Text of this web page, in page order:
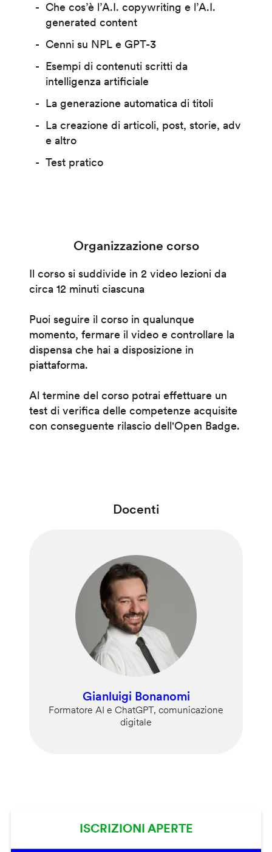
Che cos’è l’A.I. copywriting e l’A.I.
generated content
Cenni su NPL e GPT-3
Esempi di contenuti scritti da
intelligenza artificiale
La generazione automatica di titoli
La creazione di articoli, post, storie, adv
e altro
Test pratico
Organizzazione corso
Il corso si suddivide in 2 video lezioni da
circa 12 minuti ciascuna
Puoi seguire il corso in qualunque
momento, fermare il video e controllare la
dispensa che hai a disposizione in
piattaforma.
Al termine del corso potrai effettuare un
test di verifica delle competenze acquisite
con conseguente rilascio dell'Open Badge.
Docenti
Gianluigi Bonanomi
Formatore AI e ChatGPT, comunicazione
digitale
ISCRIZIONI APERTE